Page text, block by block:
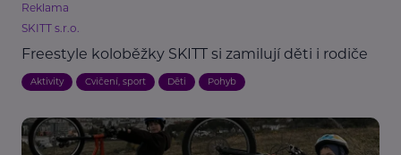
Reklama
SKITT s.r.o.
Freestyle koloběžky SKITT si zamilují děti i rodiče
Aktivity Cvičení, sport Děti Pohyb